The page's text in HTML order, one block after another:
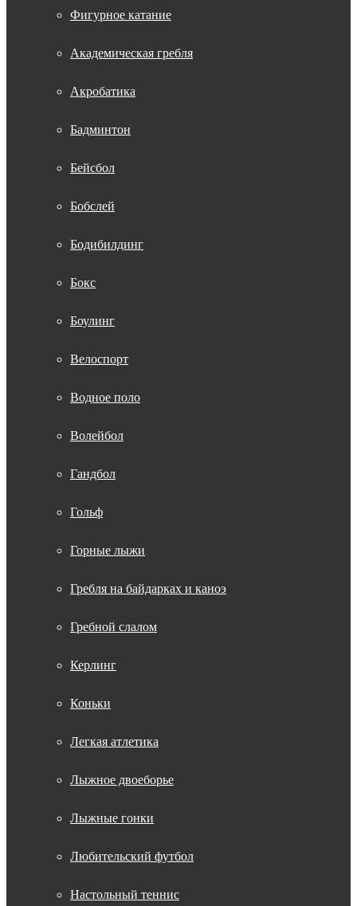
Фигурное катание
Академическая гребля
Акробатика
Бадминтон
Бейсбол
Бобслей
Бодибилдинг
Бокс
Боулинг
Велоспорт
Водное поло
Волейбол
Гандбол
Гольф
Горные лыжи
Гребля на байдарках и каноэ
Гребной слалом
Керлинг
Коньки
Легкая атлетика
Лыжное двоеборье
Лыжные гонки
Любительский футбол
Настольный теннис